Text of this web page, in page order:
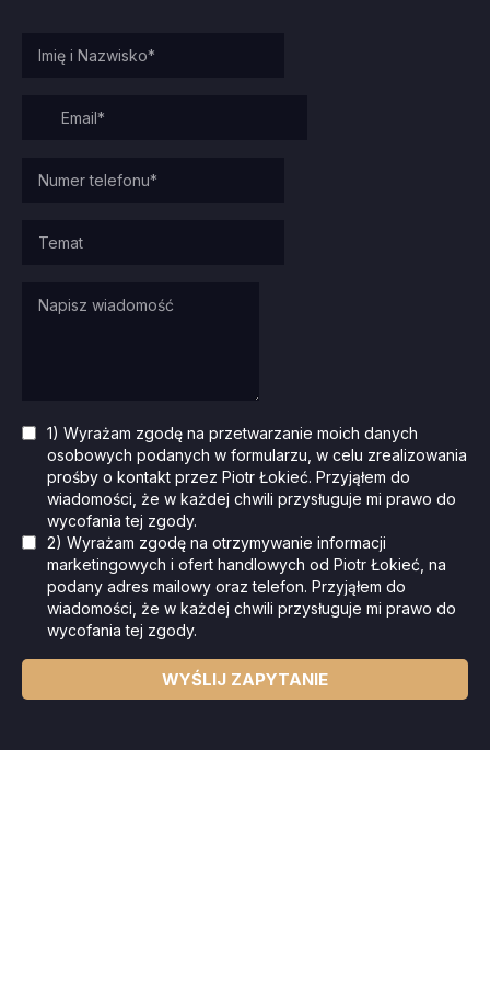
1) Wyrażam zgodę na przetwarzanie moich danych
osobowych podanych w formularzu, w celu zrealizowania
prośby o kontakt przez Piotr Łokieć. Przyjąłem do
wiadomości, że w każdej chwili przysługuje mi prawo do
wycofania tej zgody.
2) Wyrażam zgodę na otrzymywanie informacji
marketingowych i ofert handlowych od Piotr Łokieć, na
podany adres mailowy oraz telefon. Przyjąłem do
wiadomości, że w każdej chwili przysługuje mi prawo do
wycofania tej zgody.
WYŚLIJ ZAPYTANIE